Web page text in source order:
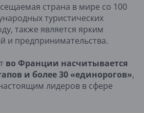
страна в мире со 100
туристических
также является ярким
и предпринимательства.
во Франции насчитывается
и более 30 «единорогов»,
лидеров в сфере